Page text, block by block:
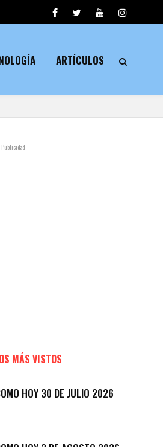
ARTÍCULOS
-
MÁS VISTOS
HOY 30 DE JULIO 2026